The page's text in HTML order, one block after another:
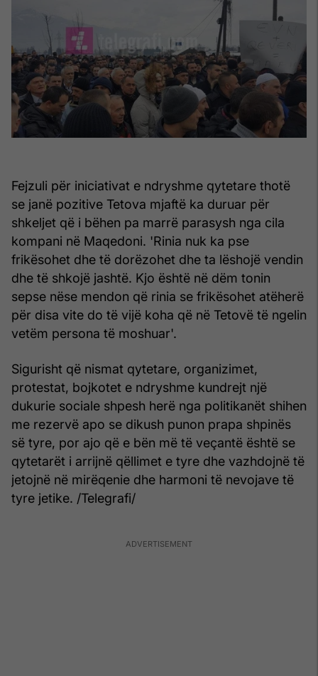
Fejzuli për iniciativat e ndryshme qytetare thotë
se janë pozitive Tetova mjaftë ka duruar për
shkeljet që i bëhen pa marrë parasysh nga cila
kompani në Maqedoni. 'Rinia nuk ka pse
frikësohet dhe të dorëzohet dhe ta lëshojë vendin
dhe të shkojë jashtë. Kjo është në dëm tonin
sepse nëse mendon që rinia se frikësohet atëherë
për disa vite do të vijë koha që në Tetovë të ngelin
vetëm persona të moshuar'.
Sigurisht që nismat qytetare, organizimet,
protestat, bojkotet e ndryshme kundrejt një
dukurie sociale shpesh herë nga politikanët shihen
me rezervë apo se dikush punon prapa shpinës
së tyre, por ajo që e bën më të veçantë është se
qytetarët i arrijnë qëllimet e tyre dhe vazhdojnë të
jetojnë në mirëqenie dhe harmoni të nevojave të
tyre jetike. /Telegrafi/